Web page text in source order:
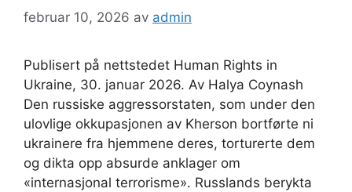
februar 10, 2026 av admin
Publisert på nettstedet Human Rights in
Ukraine, 30. januar 2026. Av Halya Coynash
Den russiske aggressorstaten, som under den
ulovlige okkupasjonen av Kherson bortførte ni
ukrainere fra hjemmene deres, torturerte dem
og dikta opp absurde anklager om
«internasjonal terrorisme». Russlands berykta